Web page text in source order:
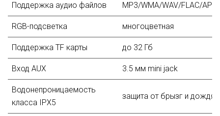
Поддержка аудио файлов MP3/WMA/WAV/FLAC/APE
RGB-подсветка многоцветная
Поддержка TF карты до 32 Гб
Вход AUX 3.5 мм mini jack
Водонепроницаемость
класса IPX5
защита от брызг и дождя